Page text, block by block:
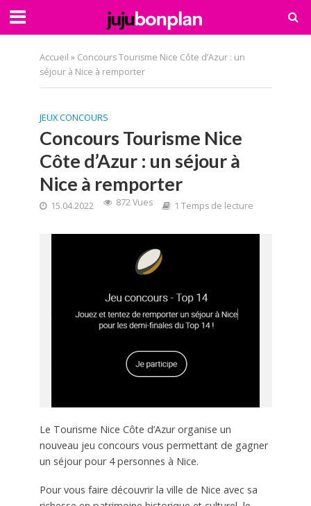
Accueil » Concours Tourisme Nice Côte d’Azur : un
séjour à Nice à remporter
JEUX CONCOURS
Concours Tourisme Nice
Côte d’Azur : un séjour à
Nice à remporter
15.04.2022 872 Vues 1 Temps de lecture
Le Tourisme Nice Côte d’Azur organise un
nouveau jeu concours vous permettant de gagner
un séjour pour 4 personnes à Nice.
Pour vous faire découvrir la ville de Nice avec sa